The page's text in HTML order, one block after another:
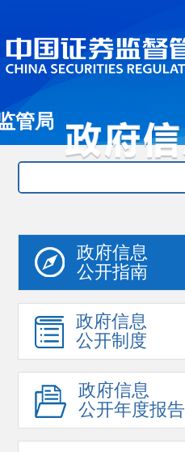
管局
政府信息
公开指南
政府信息
公开制度
政府信息
公开年度报告